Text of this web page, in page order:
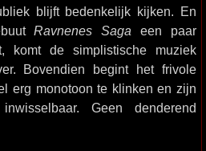
blijft bedenkelijk kijken. En
Ravnenes Saga een paar
komt de simplistische muziek
Bovendien begint het frivole
erg monotoon te klinken en zijn
Geen denderend